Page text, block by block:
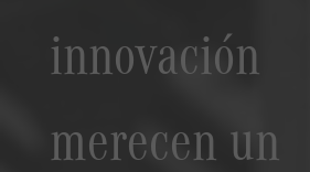
innovación
merecen un